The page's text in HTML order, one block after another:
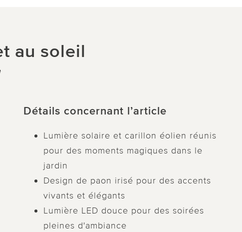
au soleil
Détails concernant l’article
Lumière solaire et carillon éolien réunis
pour des moments magiques dans le
jardin
Design de paon irisé pour des accents
vivants et élégants
Lumière LED douce pour des soirées
pleines d'ambiance